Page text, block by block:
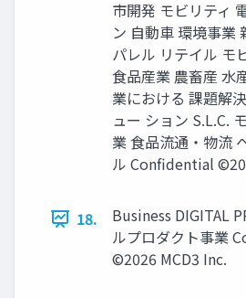
市開発 モビリティ
ン 自動車 環境事業
パレル リテイル モ
食品産業 農畜産 水
業における 課題解
ュー ション S.L.C.
業 食品流通・物流
ル Confidential
18.
Business DIGITAL
ルプロダクト事業
©2026 MCD3 Inc.